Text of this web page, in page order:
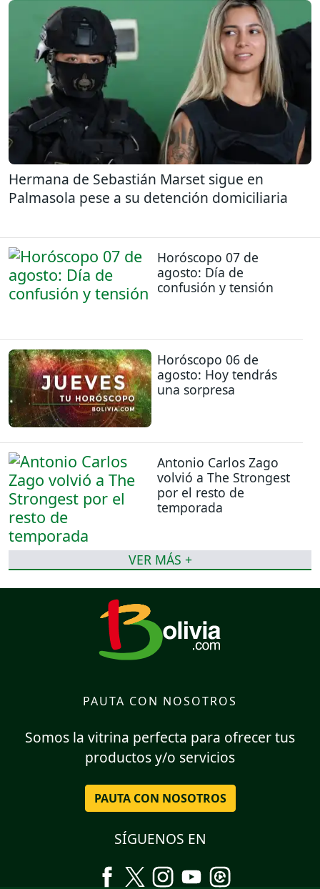
Hermana de Sebastián Marset sigue en
Palmasola pese a su detención domiciliaria
Horóscopo 07 de
agosto: Día de
confusión y tensión
Horóscopo 06 de
agosto: Hoy tendrás
una sorpresa
Antonio Carlos Zago
volvió a The Strongest
por el resto de
temporada
VER MÁS +
PAUTA CON NOSOTROS
Somos la vitrina perfecta para ofrecer tus
productos y/o servicios
PAUTA CON NOSOTROS
SÍGUENOS EN